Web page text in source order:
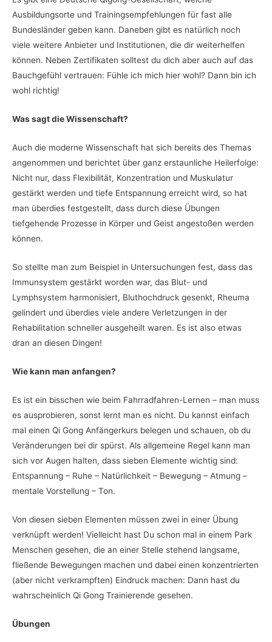
Ausbildungsorte und Trainingsempfehlungen für fast alle
Bundesländer geben kann. Daneben gibt es natürlich noch
viele weitere Anbieter und Institutionen, die dir weiterhelfen
können. Neben Zertifikaten solltest du dich aber auch auf das
Bauchgefühl vertrauen: Fühle ich mich hier wohl? Dann bin ich
wohl richtig!
Was sagt die Wissenschaft?
Auch die moderne Wissenschaft hat sich bereits des Themas
angenommen und berichtet über ganz erstaunliche Heilerfolge:
Nicht nur, dass Flexibilität, Konzentration und Muskulatur
gestärkt werden und tiefe Entspannung erreicht wird, so hat
man überdies festgestellt, dass durch diese Übungen
tiefgehende Prozesse in Körper und Geist angestoßen werden
können.
So stellte man zum Beispiel in Untersuchungen fest, dass das
Immunsystem gestärkt worden war, das Blut- und
Lymphsystem harmonisiert, Bluthochdruck gesenkt, Rheuma
gelindert und überdies viele andere Verletzungen in der
Rehabilitation schneller ausgeheilt waren. Es ist also etwas
dran an diesen Dingen!
Wie kann man anfangen?
Es ist ein bisschen wie beim Fahrradfahren-Lernen – man muss
es ausprobieren, sonst lernt man es nicht. Du kannst einfach
mal einen Qi Gong Anfängerkurs belegen und schauen, ob du
Veränderungen bei dir spürst. Als allgemeine Regel kann man
sich vor Augen halten, dass sieben Elemente wichtig sind:
Entspannung – Ruhe – Natürlichkeit – Bewegung – Atmung –
mentale Vorstellung – Ton.
Von diesen sieben Elementen müssen zwei in einer Übung
verknüpft werden! Vielleicht hast Du schon mal in einem Park
Menschen gesehen, die an einer Stelle stehend langsame,
fließende Bewegungen machen und dabei einen konzentrierten
(aber nicht verkrampften) Eindruck machen: Dann hast du
wahrscheinlich Qi Gong Trainierende gesehen.
Übungen